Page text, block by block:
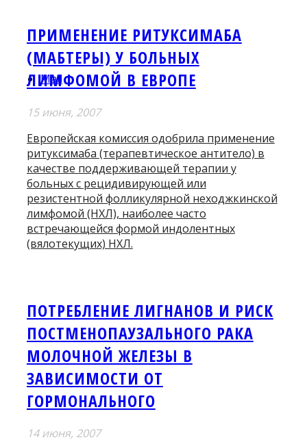
Mail
ПРИМЕНЕНИЕ РИТУКСИМАБА
(МАБТЕРЫ) У БОЛЬНЫХ
ЛИМФОМОЙ В ЕВРОПЕ
15 июня, 2007
Европейская комиссия одобрила применение
ритуксимаба (терапевтическое антитело) в
качестве поддерживающей терапии у
больных с рецидивирующей или
резистентной фолликулярной неходжкинской
лимфомой (НХЛ), наиболее часто
встречающейся формой индолентных
(вялотекущих) НХЛ.
ПОТРЕБЛЕНИЕ ЛИГНАНОВ И РИСК
ПОСТМЕНОПАУЗАЛЬНОГО РАКА
МОЛОЧНОЙ ЖЕЛЕЗЫ В
ЗАВИСИМОСТИ ОТ
ГОРМОНАЛЬНОГО
14 июня, 2007